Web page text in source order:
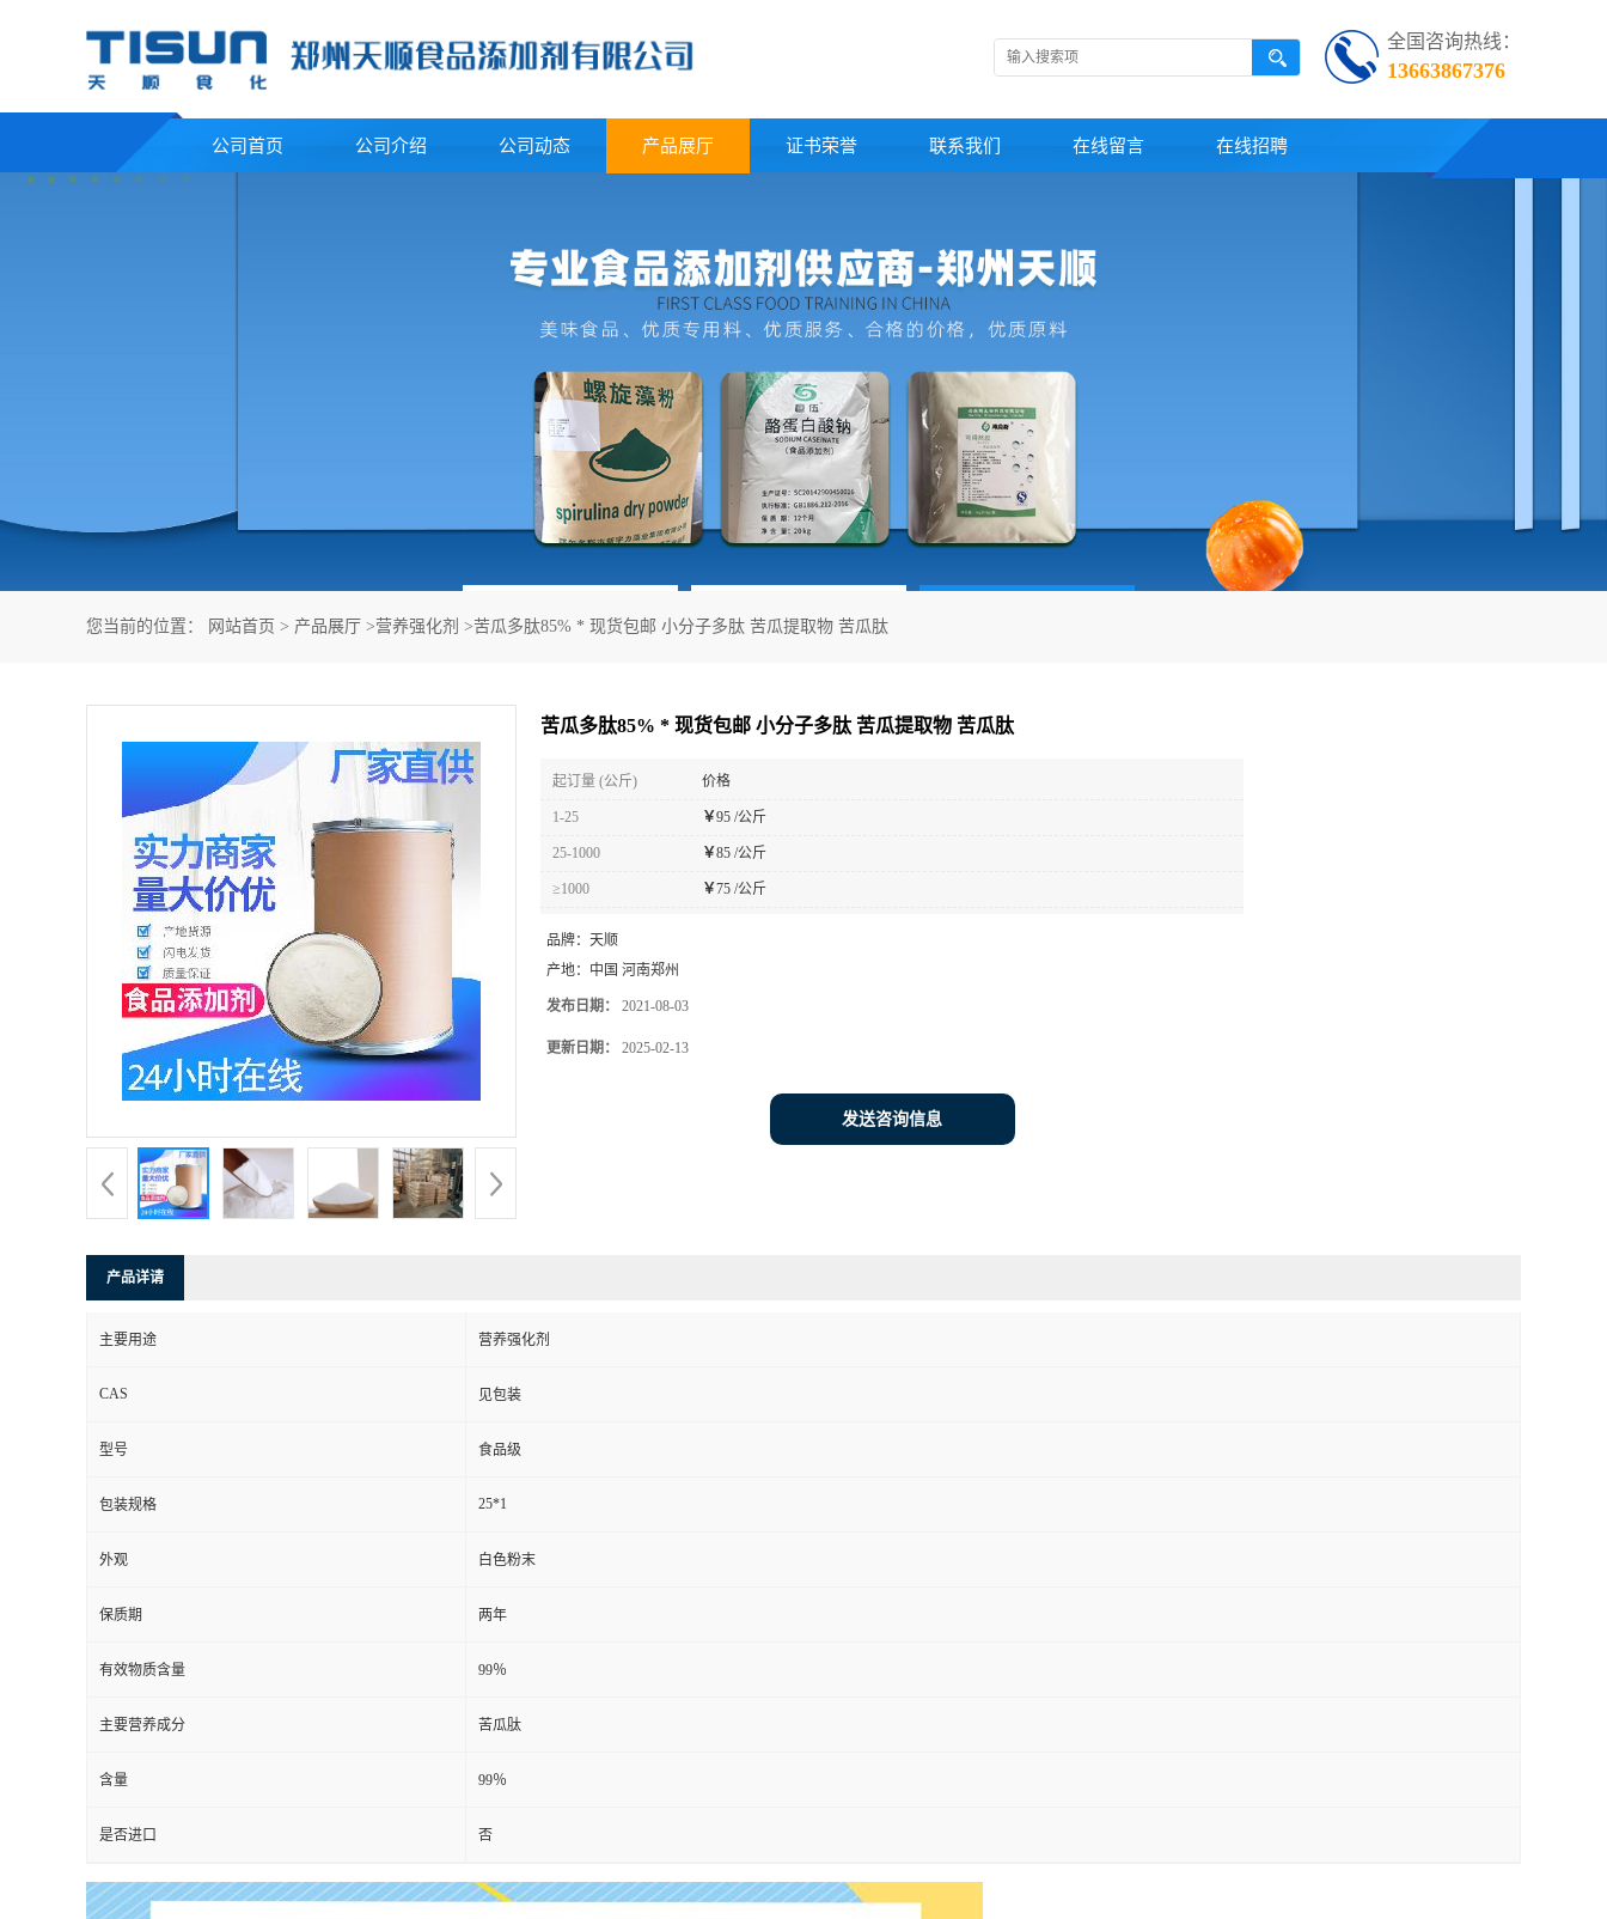
全国咨询热线：
13663867376
公司首页 公司介绍 公司动态 产品展厅 证书荣誉 联系我们 在线留言 在线招聘
您当前的位置： 网站首页 > 产品展厅 >营养强化剂 >苦瓜多肽85% * 现货包邮 小分子多肽 苦瓜提取物 苦瓜肽
苦瓜多肽85% * 现货包邮 小分子多肽 苦瓜提取物 苦瓜肽
起订量 (公斤) 价格
1-25 ￥95 /公斤
25-1000 ￥85 /公斤
≥1000 ￥75 /公斤
品牌： 天顺
产地： 中国 河南郑州
发布日期： 2021-08-03
更新日期： 2025-02-13
发送咨询信息
产品详请
主要用途 营养强化剂
CAS 见包装
型号 食品级
包装规格 25*1
外观 白色粉末
保质期 两年
有效物质含量 99％
主要营养成分 苦瓜肽
含量 99％
是否进口 否